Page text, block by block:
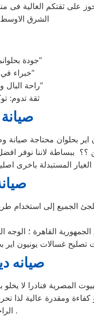
على ثقتكم الغالية فى
الشرق
“جودة بحلوانمس الإتقان: توكيل يونيون اير يضمن الصيانة الممتازة”
“خبراء في العناية: توكيل يونيون اير يضمن أداء الأجهزة بأمان”
“راحة البال والأمان: توكيل يونيون اير يضمن سلامة أجهزتك وأدائها”
“ثقة تدوم:
اير بحلوان محتاجة
؟؟ ببساطة لاننا نوفر
المستبدلة باخرى
الجميع إلى استخدام
القاهرة ؛
غسالات يونيون اير
صيانه
المصرية فنادرا لا
ومقدرة عالية لذا
الراحة الى كل عملاء صيانة ديب فريزر يونيون اير .